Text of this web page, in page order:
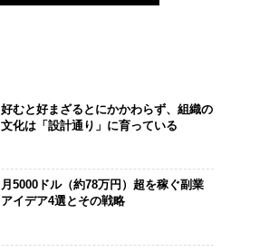
好むと好まざるとにかかわらず、組織の
文化は「設計通り」に育っている
月5000ドル（約78万円）超を稼ぐ副業
アイデア4選とその戦略